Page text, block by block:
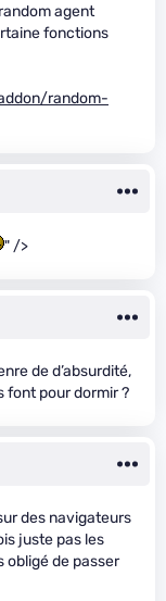
agent
fonctions
random-
" />
de d’absurdité,
font pour dormir ?
des navigateurs
juste pas les
obligé de passer